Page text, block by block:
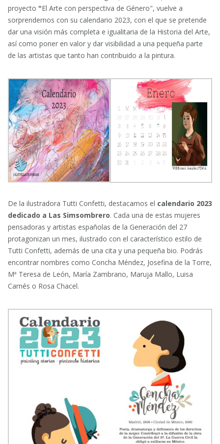
proyecto "El Arte con perspectiva de Género", vuelve a
sorprendernos con su calendario 2023, con el que se pretende
dar una visión más completa e igualitaria de la Historia del Arte,
así como poner en valor y dar visibilidad a una pequeña parte
de las artistas que tanto han contribuido a la pintura.
De la ilustradora Tutti Confetti, destacamos el calendario 2023
dedicado a Las Simsombrero. Cada una de estas mujeres
pensadoras y artistas españolas de la Generación del 27
protagonizan un mes, ilustrado con el característico estilo de
Tutti Confetti, además de una cita y una pequeña bio. Podrás
encontrar nombres como Concha Méndez, Josefina de la Torre,
Mª Teresa de León, María Zambrano, Maruja Mallo, Luisa
Carnés o Rosa Chacel.